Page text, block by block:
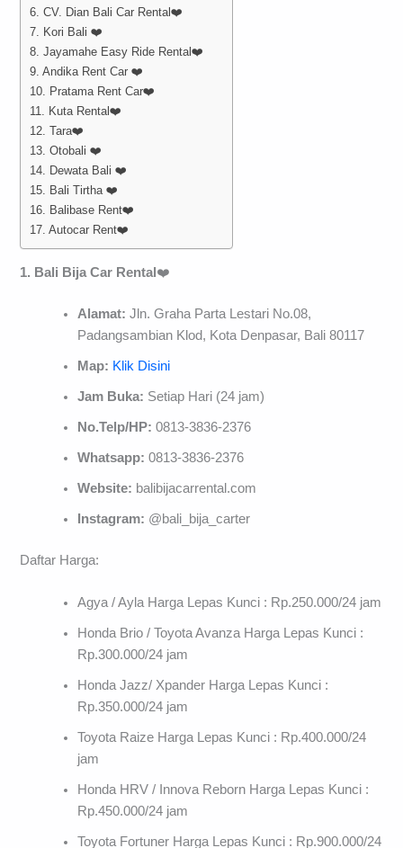
6. CV. Dian Bali Car Rental❤️
7. Kori Bali ❤️
8. Jayamahe Easy Ride Rental❤️
9. Andika Rent Car ❤️
10. Pratama Rent Car❤️
11. Kuta Rental❤️
12. Tara❤️
13. Otobali ❤️
14. Dewata Bali ❤️
15. Bali Tirtha ❤️
16. Balibase Rent❤️
17. Autocar Rent❤️
1. Bali Bija Car Rental ❤️
Alamat:Jln. Graha Parta Lestari No.08,
Padangsambian Klod, Kota Denpasar, Bali 80117
Map: Klik Disini
Jam Buka: Setiap Hari (24 jam)
No.Telp/HP: 0813-3836-2376
Whatsapp:0813-3836-2376
Website: balibijacarrental.com
Instagram: @bali_bija_carter
Daftar Harga:
Agya / Ayla Harga Lepas Kunci : Rp.250.000/24 jam
Honda Brio / Toyota Avanza Harga Lepas Kunci :
Rp.300.000/24 jam
Honda Jazz/ Xpander Harga Lepas Kunci :
Rp.350.000/24 jam
Toyota Raize Harga Lepas Kunci : Rp.400.000/24
jam
Honda HRV / Innova Reborn Harga Lepas Kunci :
Rp.450.000/24 jam
Toyota Fortuner Harga Lepas Kunci : Rp.900.000/24